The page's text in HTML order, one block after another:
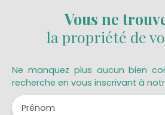
Vous ne
la propriété de
Ne manquez plus aucun bien
recherche en vous inscrivant à
Prénom